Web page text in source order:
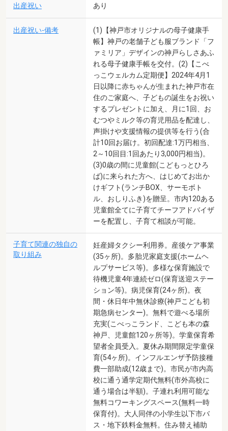
出産祝い あり
出産祝い-備考
(1)【神戸市オリジナルの母子健康手
帳】神戸の老舗子ども服ブランド「フ
ァミリア」デザインの神戸らしさあふ
れる母子健康手帳を交付。(2)【こべ
っこウェルカム定期便】2024年4月1
日以降に赤ちゃんが生まれた神戸市在
住のご家庭へ、子どもの誕生をお祝い
するプレゼントに加え、月に1回、お
むつやミルク等の育児用品を配達し、
声掛けや支援情報の提供等を行う(合
計10回お届け。初回配達:1万円相当、
2～10回目:1回あたり3,000円相当)。
(3)0歳の間に児童館(こどもっとひろ
ば)に来られた方へ、はじめてお出か
けギフト(ランチBOX、サーモボト
ル、おしりふき)を贈呈。市内120ある
児童館全てに子育てチーフアドバイザ
ーを配置し、子育て相談が可能。
子育て関連の独自の
取り組み
妊産婦タクシー利用券。産後ケア事業
(35ヶ所)。多胎児家庭支援(ホームヘ
ルプサービス等)。多様な保育施設で
待機児童4年連続ゼロ(保育送迎ステー
ション等)。病児保育(24ヶ所)。夜
間・休日年中無休診療(神戸こども初
期急病センター)。無料で遊べる場所
充実(こべっこランド、こども本の森
神戸、児童館120ヶ所等)。学童保育希
望者全員受入。夏休み期間限定学童保
育(54ヶ所)。インフルエンザ予防接種
費一部助成(12歳まで)。市民が市内高
校に通う通学定期代無料(市外高校に
通う場合は半額)。子連れ利用可能な
無料コワーキングスペース(無料一時
保育付)。大人同伴の小学生以下市バ
ス・地下鉄料金無料。住み替え補助